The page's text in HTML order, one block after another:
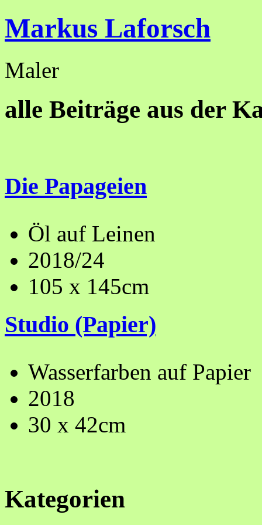
Markus Laforsch
Maler
alle Beiträge aus der
Die Papageien
Öl auf Leinen
2018/24
105 x 145cm
Studio (Papier)
Wasserfarben auf Papier
2018
30 x 42cm
Kategorien